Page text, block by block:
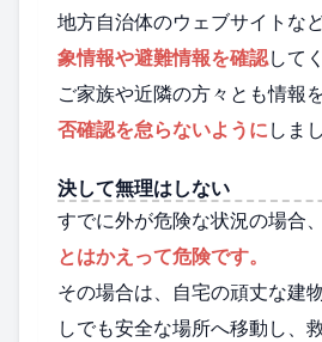
地方自治体のウェブサイトなど
象情報や避難情報を確認して
ご家族や近隣の方々とも情報を
否確認を怠らないようにしま
決して無理はしない
すでに外が危険な状況の場合、
とはかえって危険です。
その場合は、自宅の頑丈な建
しでも安全な場所へ移動し、